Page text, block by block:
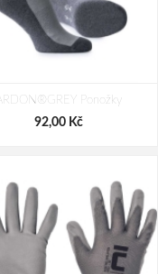
2 258,00 Kč
ARDON®GREY Ponožky
92,00 Kč